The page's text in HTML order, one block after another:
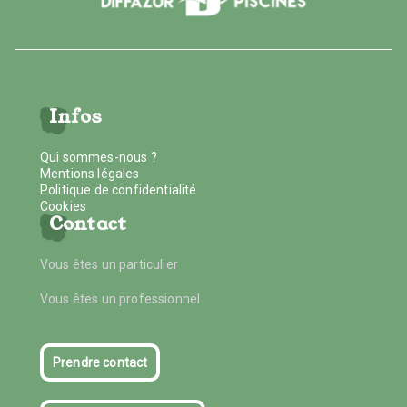
Infos
Qui sommes-nous ?
Mentions légales
Politique de confidentialité
Cookies
Contact
Vous êtes un particulier
Vous êtes un professionnel
Prendre contact